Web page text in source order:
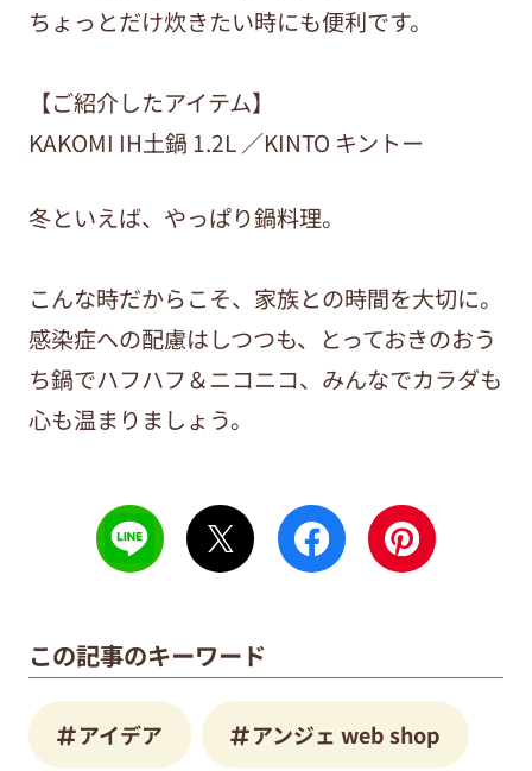
ちょっとだけ炊きたい時にも便利です。
【ご紹介したアイテム】
KAKOMI IH土鍋 1.2L ／KINTO キントー
冬といえば、やっぱり鍋料理。
こんな時だからこそ、家族との時間を大切に。
感染症への配慮はしつつも、とっておきのおう
ち鍋でハフハフ＆ニコニコ、みんなでカラダも
心も温まりましょう。
この記事のキーワード
アイデア アンジェ web shop